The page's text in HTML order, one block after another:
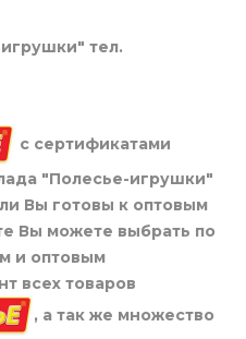
тел.
с сертификатами
"Полесье-игрушки"
Вы готовы к оптовым
Вы можете выбрать по
и оптовым
всех товаров
, а так же множество